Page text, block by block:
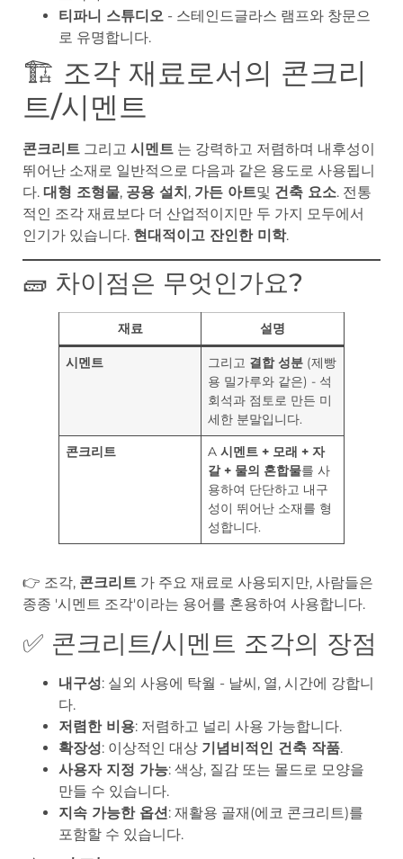
티파니 스튜디오 - 스테인드글라스 램프와 창문으
로 유명합니다.
🏗️ 조각 재료로서의 콘크리
트/시멘트
콘크리트 그리고 시멘트 는 강력하고 저렴하며 내후성이
뛰어난 소재로 일반적으로 다음과 같은 용도로 사용됩니
다. 대형 조형물, 공용 설치, 가든 아트및 건축 요소. 전통
적인 조각 재료보다 더 산업적이지만 두 가지 모두에서
인기가 있습니다. 현대적이고 잔인한 미학.
🧱 차이점은 무엇인가요?
재료 설명
시멘트 그리고 결합 성분 (제빵
용 밀가루와 같은) - 석
회석과 점토로 만든 미
세한 분말입니다.
콘크리트
A시멘트 + 모래 + 자
갈 + 물의 혼합물를 사
용하여 단단하고 내구
성이 뛰어난 소재를 형
성합니다.
👉 조각, 콘크리트 가 주요 재료로 사용되지만, 사람들은
종종 '시멘트 조각'이라는 용어를 혼용하여 사용합니다.
✅ 콘크리트/시멘트 조각의 장점
내구성: 실외 사용에 탁월 - 날씨, 열, 시간에 강합니
다.
저렴한 비용: 저렴하고 널리 사용 가능합니다.
확장성: 이상적인 대상 기념비적인 건축 작품.
사용자 지정 가능: 색상, 질감 또는 몰드로 모양을
만들 수 있습니다.
지속 가능한 옵션: 재활용 골재(에코 콘크리트)를
포함할 수 있습니다.